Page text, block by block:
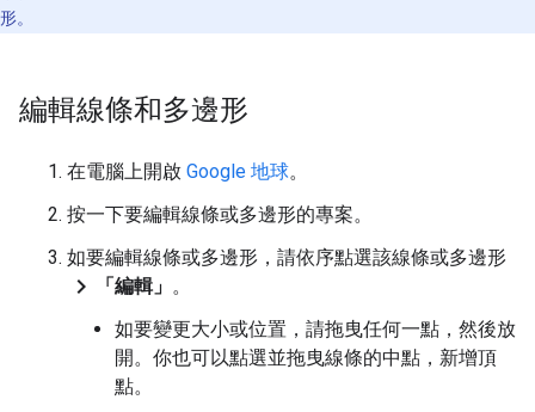
形。
編輯線條和多邊形
在電腦上開啟 Google 地球。
按一下要編輯線條或多邊形的專案。
如要編輯線條或多邊形，請依序點選該線條或多邊形
chevron_right 「編輯」 。
如要變更大小或位置，請拖曳任何一點，然後放
開。你也可以點選並拖曳線條的中點，新增頂
點。